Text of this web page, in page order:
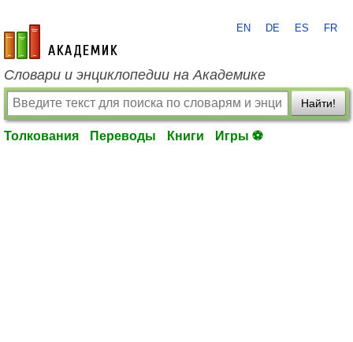
academic.ru
EN DE ES FR
Словари и энциклопедии на Академике
Найти!
Толкования Переводы Книги Игры ⚽